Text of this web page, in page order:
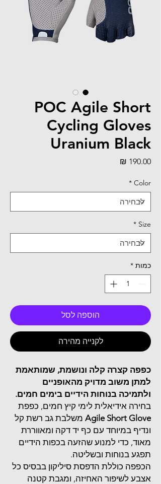
POC Agile Short
Cycling Gloves
Uranium Black
Color
*
Size
*
כמות *
הוספה לסל
לקנייה מהירה
כפפה קצרה קלה ונושמת, שמותאמת
למתן משוב מדויק מהאופניים
ולתמיכה בנוחות הידיים בימים חמים.
בחירה אידיאלית לימי קיץ חמים, כפפת
Agile Short Glove משלבת גב רשת קל
ונדיף במיוחד עם כף יד דקה ומאווררת
מאוד, כדי למנוע שהזעה בכפות הידיים
תפגע בנוחות ובשליטה.
הכפפה כוללת הדפסת סיליקון בבסיס כל
אצבע לשיפור האחיזה, ומגבת קטנה